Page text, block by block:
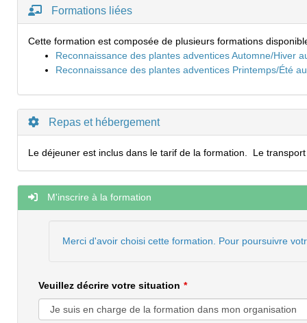
Formations liées
Cette formation est composée de plusieurs formations
Reconnaissance des plantes adventices Automne/Hiver
Reconnaissance des plantes adventices Printemps/Été
Repas et hébergement
Le déjeuner est inclus dans le tarif de la formation. Le
M'inscrire à la formation
Merci d'avoir choisi cette formation. Pour poursuivre
Veuillez décrire votre situation